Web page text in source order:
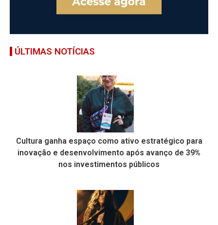
ÚLTIMAS NOTÍCIAS
Cultura ganha espaço como ativo estratégico para
inovação e desenvolvimento após avanço de 39%
nos investimentos públicos